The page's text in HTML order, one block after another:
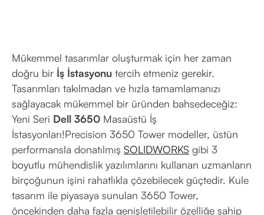
Mükemmel tasarımlar oluşturmak için her zaman
doğru bir İş İstasyonu tercih etmeniz gerekir.
Tasarımları takılmadan ve hızla tamamlamanızı
sağlayacak mükemmel bir üründen bahsedeceğiz:
Yeni Seri Dell 3650 Masaüstü İş
İstasyonları!Precision 3650 Tower modeller, üstün
performansla donatılmış SOLIDWORKS gibi 3
boyutlu mühendislik yazılımlarını kullanan uzmanların
birçoğunun işini rahatlıkla çözebilecek güçtedir. Kule
tasarım ile piyasaya sunulan 3650 Tower,
öncekinden daha fazla genişletilebilir özelliğe sahip